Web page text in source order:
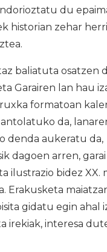
du
historian zehar
baliatuta osatzen
Garairen lan hau
formatoan
da,
denda aukeratu da,
dagoen arren,
ilustrazio bidez XX.
Erakusketa
gidatu egin ahal
irekiak, interesa